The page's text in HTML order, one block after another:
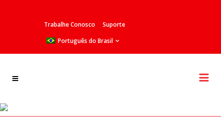
Trabalhe Conosco
Suporte
Português do Brasil